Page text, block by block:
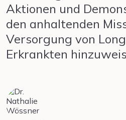
Aktionen und
den anhaltenden
Versorgung von
Erkrankten